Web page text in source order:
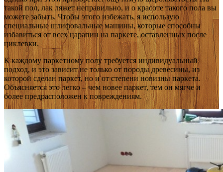
такой пол, лак ляжет неправильно, и о красоте такого пола вы
можете забыть. Чтобы этого избежать, я использую
специальные шлифовальные машины, которые способны
избавиться от всех царапин на паркете, оставленных после
циклевки.
К каждому паркетному полу требуется индивидуальный
подход, и это зависит не только от породы древесины, из
которой сделан паркет, но и от степени новизны паркета.
Объясняется это легко – чем новее паркет, тем он мягче и
более предрасположен к повреждениям.